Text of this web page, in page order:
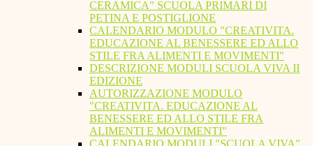
CERAMICA" SCUOLA PRIMARI DI
PETINA E POSTIGLIONE
CALENDARIO MODULO "CREATIVITA.
EDUCAZIONE AL BENESSERE ED ALLO
STILE FRA ALIMENTI E MOVIMENTI"
DESCRIZIONE MODULI SCUOLA VIVA II
EDIZIONE
AUTORIZZAZIONE MODULO
"CREATIVITA. EDUCAZIONE AL
BENESSERE ED ALLO STILE FRA
ALIMENTI E MOVIMENTI"